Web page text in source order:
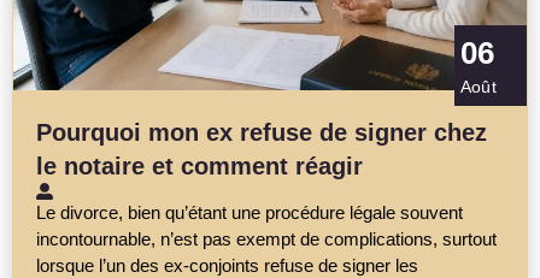
06
Août
Pourquoi mon ex refuse de signer chez
le notaire et comment réagir
Le divorce, bien qu’étant une procédure légale souvent
incontournable, n’est pas exempt de complications, surtout
lorsque l’un des ex-conjoints refuse de signer les